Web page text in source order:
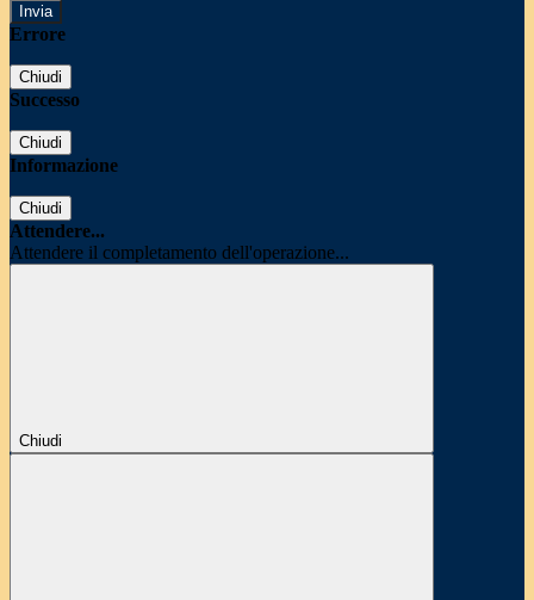
Errore
Chiudi
Successo
Chiudi
Informazione
Chiudi
Attendere...
Attendere il completamento dell'operazione...
Chiudi